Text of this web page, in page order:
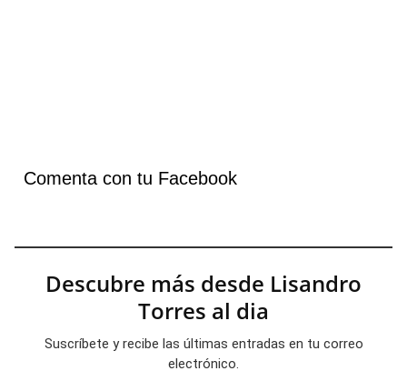
Comenta con tu Facebook
Descubre más desde Lisandro
Torres al dia
Suscríbete y recibe las últimas entradas en tu correo
electrónico.